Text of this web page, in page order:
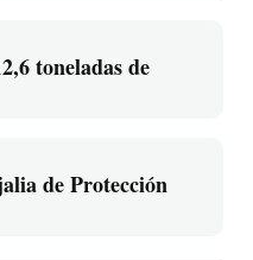
toneladas de
de Protección